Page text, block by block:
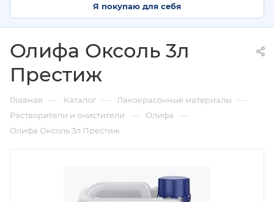
Я покупаю для себя
Олифа Оксоль 3л
Престиж
Главная — Каталог — Лакокрасочные материалы —
Растворители и очистители — Олифа —
Олифа Оксоль 3л Престиж